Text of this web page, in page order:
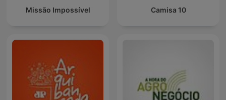
Missão Impossível Camisa 10